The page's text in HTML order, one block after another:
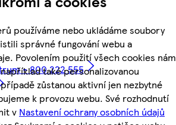
používáme nebo ukládáme soubory
správné fungování webu a
Povolením použití všech cookies nám
také personalizovanou
zůstanou aktivní jen nezbytné
k provozu webu. Své rozhodnutí
v Nastavení ochrany osobních údajů
- 800 222 555